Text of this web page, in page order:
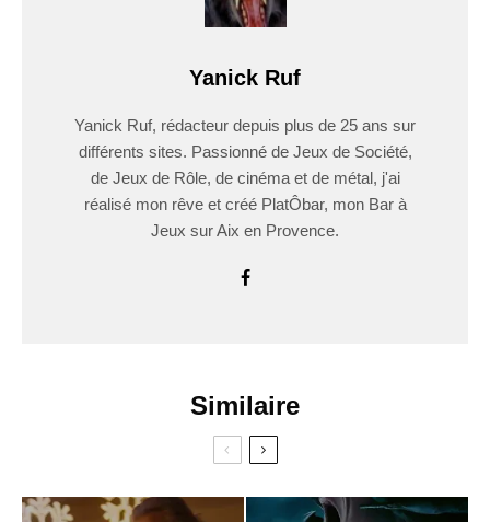
Yanick Ruf
Yanick Ruf, rédacteur depuis plus de 25 ans sur
différents sites. Passionné de Jeux de Société,
de Jeux de Rôle, de cinéma et de métal, j'ai
réalisé mon rêve et créé PlatÔbar, mon Bar à
Jeux sur Aix en Provence.
Similaire